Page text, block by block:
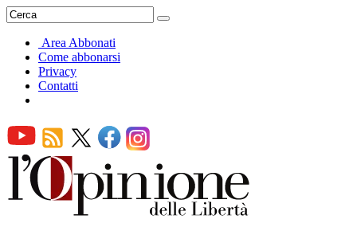
Area Abbonati
Come abbonarsi
Privacy
Contatti